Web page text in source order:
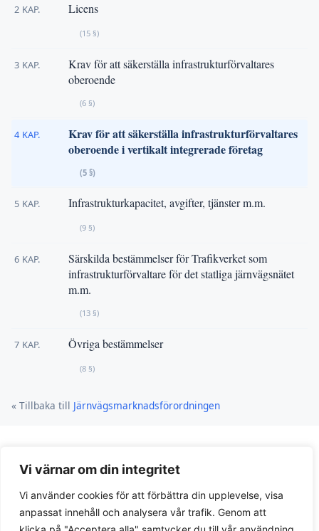
Vi värnar om din integritet
Vi använder cookies för att förbättra din upplevelse, visa
anpassat innehåll och analysera vår trafik. Genom att
2 KAP. Licens
(15 §)
3 KAP.
Krav för att säkerställa infrastrukturförvaltares
oberoende
(6 §)
4 KAP.
Krav för att säkerställa infrastrukturförvaltares
oberoende i vertikalt integrerade företag
(5 §)
5 KAP. Infrastrukturkapacitet, avgifter, tjänster m.m.
(9 §)
6 KAP.
Särskilda bestämmelser för Trafikverket som
infrastrukturförvaltare för det statliga järnvägsnätet
m.m.
(13 §)
7 KAP. Övriga bestämmelser
(8 §)
« Tillbaka till Järnvägsmarknadsförordningen